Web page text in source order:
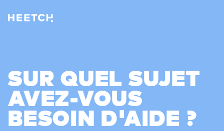
SUR QUEL SUJET
AVEZ-VOUS
BESOIN D'AIDE ?